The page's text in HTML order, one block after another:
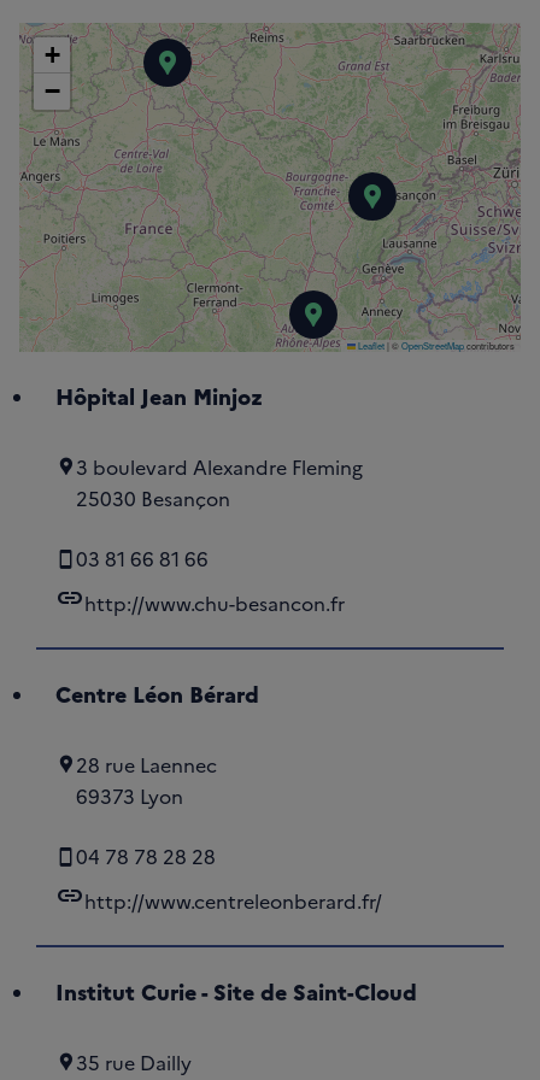
Hôpital Jean
Centre Léon
Institut Curie - Site de Saint-
+
−
Leaflet|©OpenStreetMapcontributors
Hôpital Jean Minjoz
3 boulevard Alexandre Fleming
25030 Besançon
03 81 66 81 66
linkhttp://www.chu-besancon.fr
Centre Léon Bérard
28 rue Laennec
69373 Lyon
04 78 78 28 28
linkhttp://www.centreleonberard.fr/
Institut Curie - Site de Saint-Cloud
35 rue Dailly